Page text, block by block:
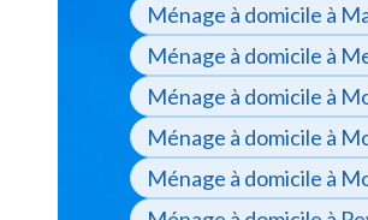
Ménage à domicile à
Ménage à domicile à
Ménage à domicile à
Ménage à domicile à
Ménage à domicile à